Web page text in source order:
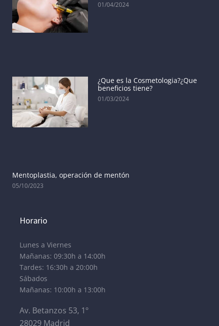
01/04/2024
¿Que es la Cosmetologia?¿Que
beneficios tiene?
01/03/2024
Mentoplastia, operación de mentón
05/10/2023
Horario
Lunes a Viernes
Mañanas: 09:30h a 14:00h
Tardes: 16:30h a 20:00h
Sábados
Mañanas: 10:00h a 13:00h
Av. Betanzos 53, 1º
28029 Madrid